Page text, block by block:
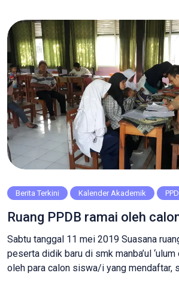
serta Tata […]
Berita Terkini Kalender Akademik
Ruang PPDB ramai oleh
Sabtu tanggal 11 mei 2019 Suasana
peserta didik baru di smk manba’ul
oleh para calon siswa/i yang mendaftar,